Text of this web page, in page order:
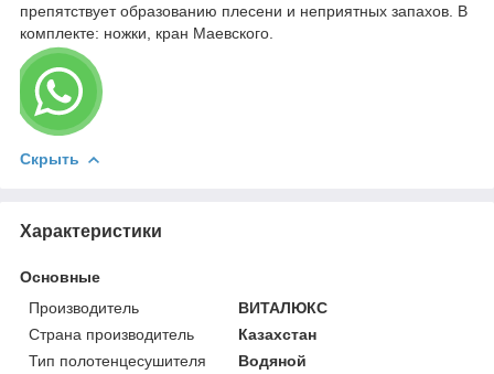
препятствует образованию плесени и неприятных запахов. В
комплекте: ножки, кран Маевского.
Скрыть
Характеристики
Основные
Производитель
ВИТАЛЮКС
Страна производитель
Казахстан
Тип полотенцесушителя
Водяной